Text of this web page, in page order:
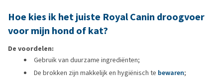
Hoe kies ik het juiste Royal Canin droogvoer
voor mijn hond of kat?
De voordelen:
Gebruik van duurzame ingrediënten;
De brokken zijn makkelijk en hygiënisch te bewaren;